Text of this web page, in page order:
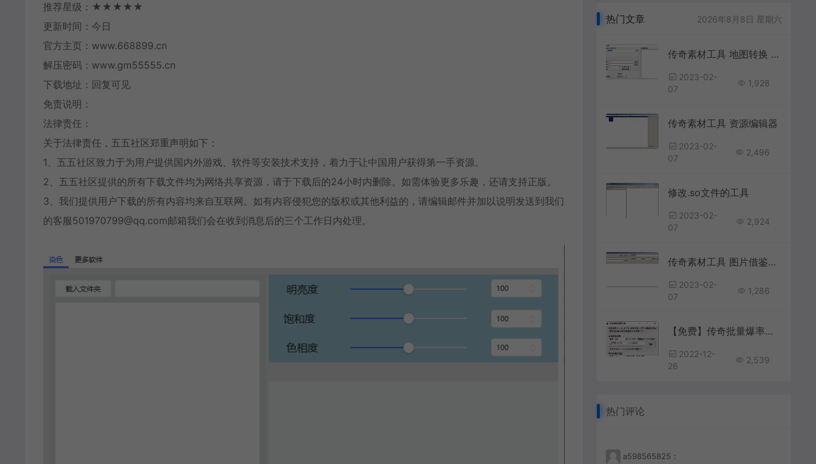
推荐星级：★★★★★
更新时间：今日
官方主页：www.668899.cn
解压密码：www.gm55555.cn
下载地址：回复可见
免责说明：
法律责任：
关于法律责任，五五社区郑重声明如下：
1、五五社区致力于为用户提供国内外游戏、软件等安装技术支持，着力于让中国用户获得第一手资源。
2、五五社区提供的所有下载文件均为网络共享资源，请于下载后的24小时内删除。如需体验更多乐趣，还请支持正版。
3、我们提供用户下载的所有内容均来自互联网。如有内容侵犯您的版权或其他利益的，请编辑邮件并加以说明发送到我们
的客服501970799@qq.com邮箱我们会在收到消息后的三个工作日内处理。
热门文章 2026年8月8日 星期六
传奇素材工具 地图转换 分析工具
2023-02-
07
1,928
传奇素材工具 资源编辑器
2023-02-
07
2,496
修改.so文件的工具
2023-02-
07
2,924
传奇素材工具 图片借鉴下载 合并工具
2023-02-
07
1,286
【免费】传奇批量爆率修改
2022-12-
26
2,539
热门评论
a598565825：